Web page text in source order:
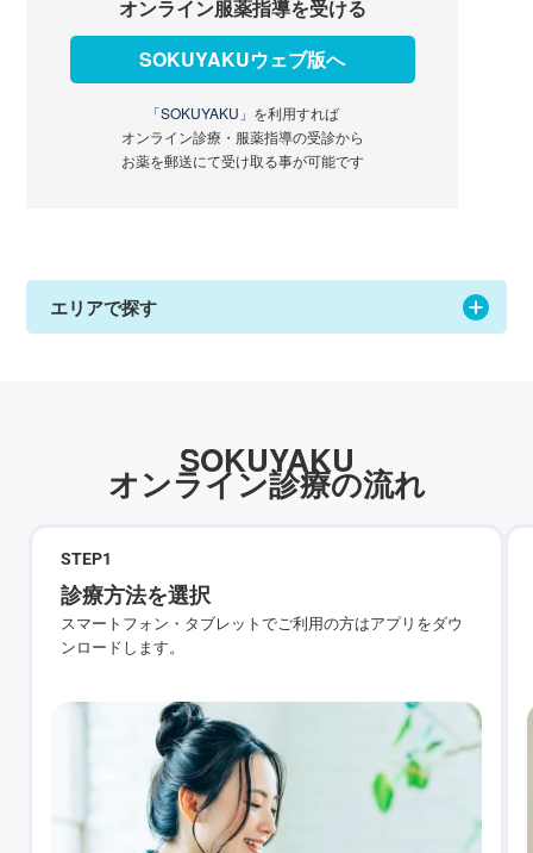
オンライン服薬指導を受ける
SOKUYAKUウェブ版へ
「SOKUYAKU」 を利用すれば
オンライン診療・服薬指導の受診から
お薬を郵送にて受け取る事が可能です
エリアで探す
SOKUYAKU
オンライン診療の流れ
STEP1
診療方法を選択
スマートフォン・タブレットでご利用の方はアプリをダウ
ンロードします。